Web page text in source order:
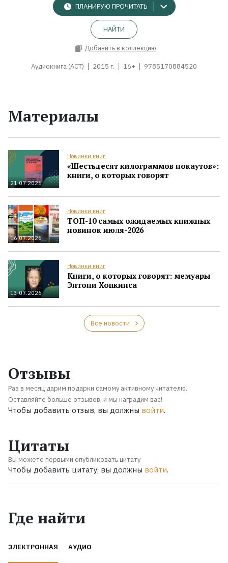
ПЛАНИРУЮ ПРОЧИТАТЬ
НАЙТИ
Добавить в коллекцию
Аудиокнига (АСТ) 2015 г. 16+ 9785170884520
Материалы
21.07.2026
Новинки книг
«Шестьдесят килограммов нокаутов»:
книги, о которых говорят
16.07.2026
Новинки книг
ТОП-10 самых ожидаемых книжных
новинок июля-2026
13.07.2026
Новинки книг
Книги, о которых говорят: мемуары
Энтони Хопкинса
Все новости
Отзывы
Раз в месяц дарим подарки самому активному читателю.
Оставляйте больше отзывов, и мы наградим вас!
Чтобы добавить отзыв, вы должны войти.
Цитаты
Вы можете первыми опубликовать цитату
Чтобы добавить цитату, вы должны войти.
Где найти
ЭЛЕКТРОННАЯ АУДИО